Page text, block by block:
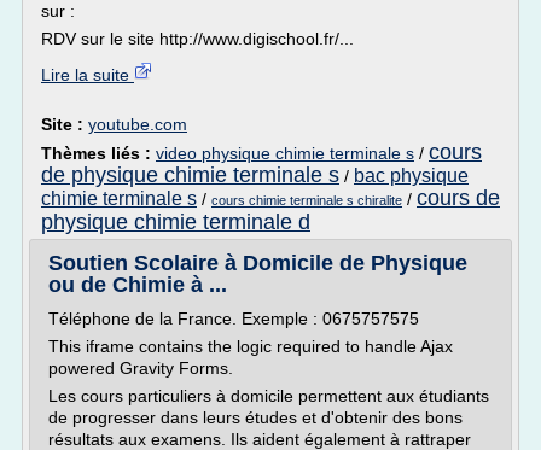
sur :
RDV sur le site http://www.digischool.fr/...
Lire la suite
Site : youtube.com
Thèmes liés : video physique chimie terminale s / cours
de physique chimie terminale s / bac physique
chimie terminale s / cours chimie terminale s chiralite / cours de
physique chimie terminale d
Soutien Scolaire à Domicile de Physique
ou de Chimie à ...
Téléphone de la France. Exemple : 0675757575
This iframe contains the logic required to handle Ajax
powered Gravity Forms.
Les cours particuliers à domicile permettent aux étudiants
de progresser dans leurs études et d'obtenir des bons
résultats aux examens. Ils aident également à rattraper